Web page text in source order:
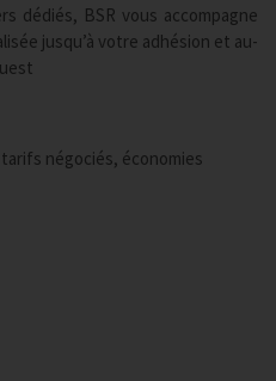
dédiés, BSR vous accompagne
jusqu’à votre adhésion et au-
négociés, économies